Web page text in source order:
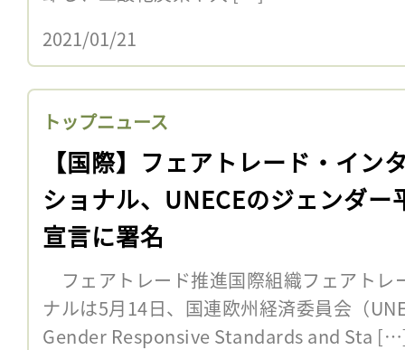
2021/01/21
トップニュース
【国際】フェアトレード・イン
ショナル、UNECEのジェンダー
宣言に署名
フェアトレード推進国際組織フェアトレ
ナルは5月14日、国連欧州経済委員会（
Gender Responsive Standards and Sta